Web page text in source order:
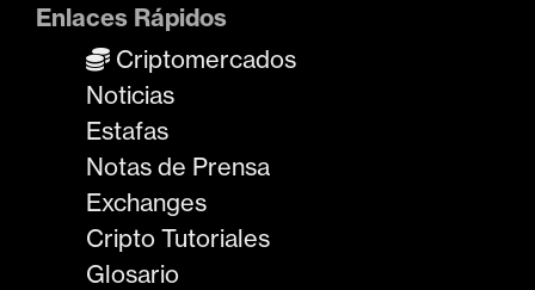
Enlaces Rápidos
Criptomercados
Noticias
Estafas
Notas de Prensa
Exchanges
Cripto Tutoriales
Glosario